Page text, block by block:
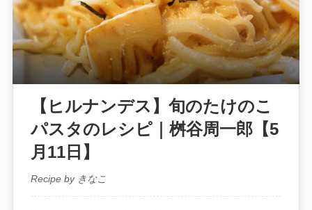
【ヒルナンデス】旬のたけのこ
パスタのレシピ｜桝谷周一郎【5
月11日】
Recipe by きなこ